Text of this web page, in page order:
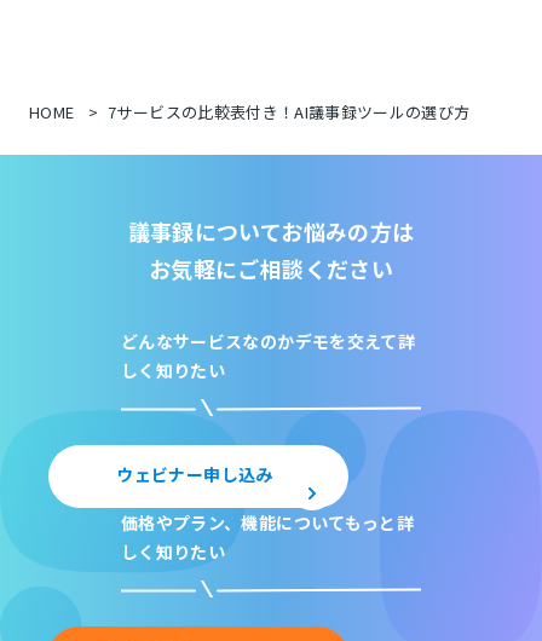
HOME 7サービスの比較表付き！AI議事録ツールの選び方
議事録についてお悩みの方は
お気軽にご相談ください
どんなサービスなのかデモを交えて詳
しく知りたい
ウェビナー申し込み
価格やプラン、機能についてもっと詳
しく知りたい